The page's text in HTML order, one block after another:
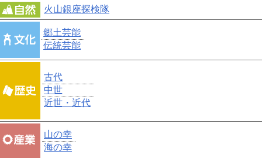
火山銀座探検隊
郷土芸能
伝統芸能
古代
中世
近世・近代
山の幸
海の幸